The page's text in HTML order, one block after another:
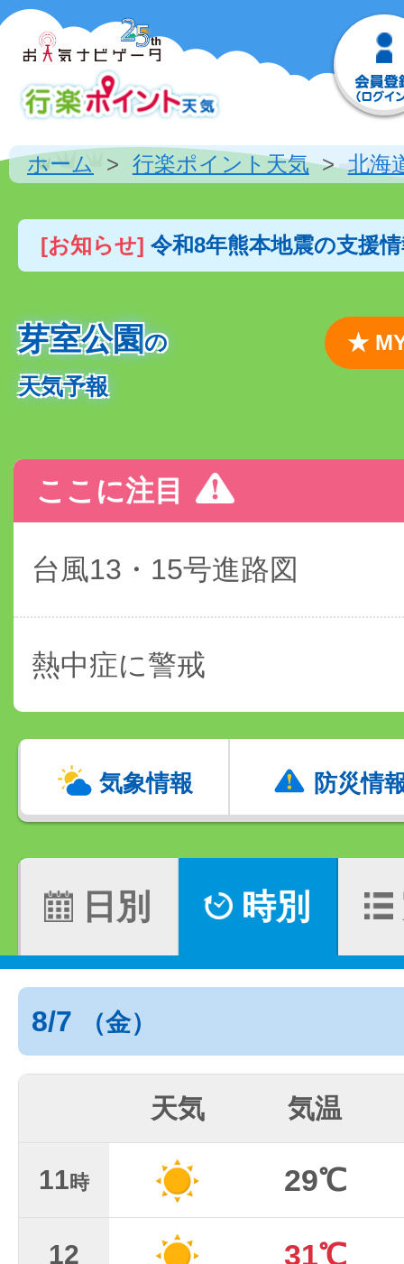
ホーム 行楽ポイント天気 北海
[お知らせ] 令和8年熊本地震の支援
芽室公園の
天気予報
★
ここに注目
台風13・15号進路図
熱中症に警戒
気象情報 防災情
日別 時別
8/7 （金）
天気 気温
11時 29℃
12 31℃